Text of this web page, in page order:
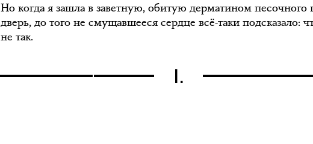
Но когда я зашла в заветную, обитую дерматином песочного
дверь, до того не смущавшееся сердце всё-таки подсказало:
не так.
I.